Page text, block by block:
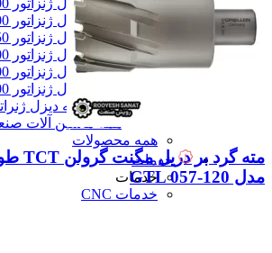
دیزل ژنزاتور 400 کاوا
دیزل ژنزاتور 550 کاوا
دیزل ژنزاتور 1000 کاوا
دیزل ژنزاتور 1100 کاوا
دیزل ژنزاتور 1400 کاوا
همه دیزل
همه ماشین آلات
همه محصولات
خدمات
خدمات
خدمات CNC
مدل GTL 057-120